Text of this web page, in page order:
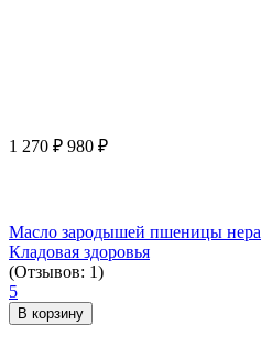
1 270 ₽ 980 ₽
Масло зародышей пшеницы
Кладовая здоровья
(Отзывов: 1)
5
В корзину